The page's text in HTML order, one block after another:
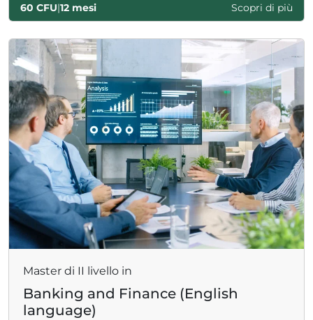
60 CFU|12 mesi Scopri di più
Master di II livello in
Banking and Finance (English
language)